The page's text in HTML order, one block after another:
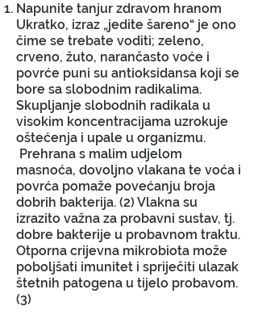
Napunite tanjur zdravom hranom
Ukratko, izraz „jedite šareno“ je ono
čime se trebate voditi; zeleno,
crveno, žuto, narančasto voće i
povrće puni su antioksidansa koji se
bore sa slobodnim radikalima.
Skupljanje slobodnih radikala u
visokim koncentracijama uzrokuje
oštećenja i upale u organizmu.
Prehrana s malim udjelom
masnoća, dovoljno vlakana te voća i
povrća pomaže povećanju broja
dobrih bakterija. (2) Vlakna su
izrazito važna za probavni sustav, tj.
dobre bakterije u probavnom traktu.
Otporna crijevna mikrobiota može
poboljšati imunitet i spriječiti ulazak
štetnih patogena u tijelo probavom.
(3)